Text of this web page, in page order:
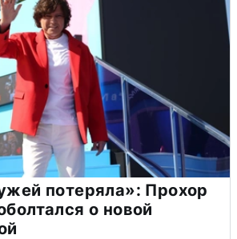
потеряла»: Прохор
о новой